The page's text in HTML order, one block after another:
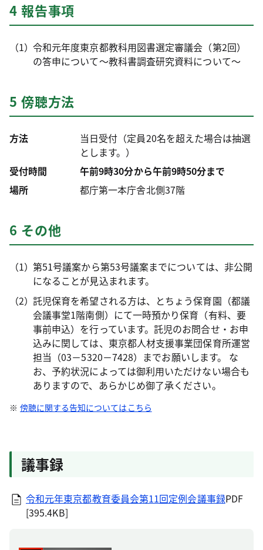
4 報告事項
令和元年度東京都教科用図書選定審議会（第2回）
の答申について～教科書調査研究資料について～
5 傍聴方法
方法
当日受付（定員20名を超えた場合は抽選
とします。）
受付時間
午前9時30分から午前9時50分まで
場所
都庁第一本庁舎北側37階
6 その他
第51号議案から第53号議案までについては、非公開
になることが見込まれます。
託児保育を希望される方は、とちょう保育園（都議
会議事堂1階南側）にて一時預かり保育（有料、要
事前申込）を行っています。託児のお問合せ・お申
込みに関しては、東京都人材支援事業団保育所運営
担当（03－5320－7428）までお願いします。 な
お、予約状況によっては御利用いただけない場合も
ありますので、あらかじめ御了承ください。
傍聴に関する告知についてはこちら
議事録
令和元年東京都教育委員会第11回定例会議事録PDF
[395.4KB]